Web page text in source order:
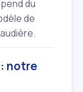
du
de
notre